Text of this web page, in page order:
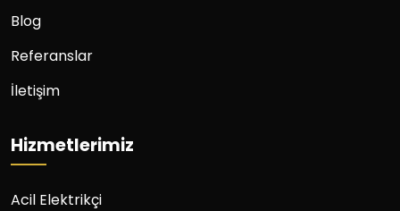
Blog
Referanslar
İletişim
Hizmetlerimiz
Acil Elektrikçi